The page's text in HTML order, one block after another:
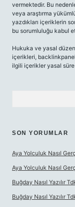
vermektedir. Bu
veya araştırma
yazdıkları içeriklerin
bu sorumluluğu kabul
Hukuka ve yasal
içerikleri,
ilgili içerikler yasal süre
SON YORUMLAR
Aya Yolculuk Nasıl
Aya Yolculuk Nasıl
Buğday Nasıl Yazılır
Buğday Nasıl Yazılır